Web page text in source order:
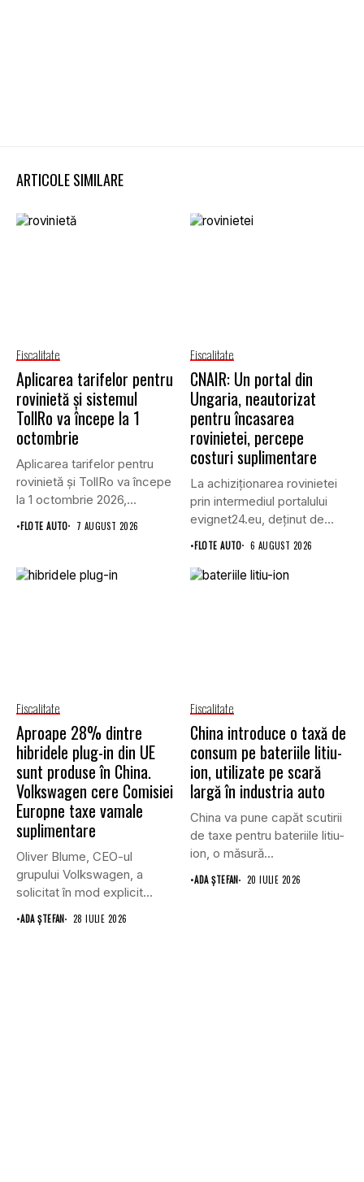
ARTICOLE SIMILARE
Fiscalitate
Aplicarea tarifelor pentru
rovinietă și sistemul
TollRo va începe la 1
octombrie
Aplicarea tarifelor pentru
rovinietă și TollRo va începe
la 1 octombrie 2026,...
•FLOTE AUTO 7 AUGUST 2026
Fiscalitate
CNAIR: Un portal din
Ungaria, neautorizat
pentru încasarea
rovinietei, percepe
costuri suplimentare
La achiziționarea rovinietei
prin intermediul portalului
evignet24.eu, deținut de
Enternova Kft. din...
•FLOTE AUTO 6 AUGUST 2026
Fiscalitate
Aproape 28% dintre
hibridele plug-in din UE
sunt produse în China.
Volkswagen cere Comisiei
Europne taxe vamale
suplimentare
Oliver Blume, CEO-ul
grupului Volkswagen, a
solicitat în mod explicit
Uniunii Europene...
•ADA ȘTEFAN 28 IULIE 2026
Fiscalitate
China introduce o taxă de
consum pe bateriile litiu-
ion, utilizate pe scară
largă în industria auto
China va pune capăt scutirii
de taxe pentru bateriile litiu-
ion, o măsură...
•ADA ȘTEFAN 20 IULIE 2026